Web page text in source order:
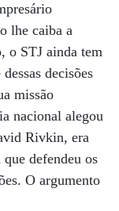
lhe caiba a
o STJ ainda tem
decisões
missão
nacional alegou
Rivkin, era
defendeu os
O argumento